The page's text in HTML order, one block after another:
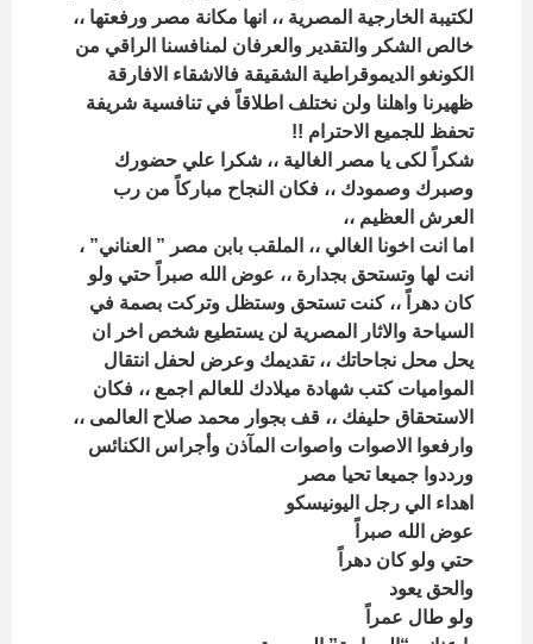
لكتيبة الخارجية المصرية ،، انها مكانة مصر ورفعتها ،،
خالص الشكر والتقدير والعرفان لمنافسنا الراقي من
الكونغو الديموقراطية الشقيقة فالاشقاء الافارقة
ظهيرنا واهلنا ولن نختلف اطلاقاً في تنافسية شريفة
تحفظ للجميع الاحترام !!
شكراً لكى يا مصر الغالية ،، شكرا علي حضورك
وصبرك وصمودك ،، فكان النجاح مباركاً من رب
العرش العظيم ،،
اما انت اخونا الغالي ،، الملقب بابن مصر ” العناني” ،
انت لها وتستحق بجدارة ،، عوض الله صبراً حتي ولو
كان دهراً ،، كنت تستحق وستظل وتركت بصمة في
السياحة والاثار المصرية لن يستطيع شخص اخر ان
يحل محل نجاحاتك ،، تقديمك وعرض لحفل انتقال
المواميات كتب شهادة ميلادك للعالم اجمع ،، فكان
الاستحقاق حليفك ،، قف بجوار محمد صلاح العالمى ،،
وارفعوا الاصوات واصوات المآذن وأجراس الكنائس
ورددوا جميعا تحيا مصر
اهداء الي رجل اليونيسكو
عوض الله صبراً
حتي ولو كان دهراً
والحق يعود
ولو طال عمراً